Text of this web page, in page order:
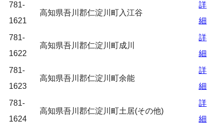
781-
1621
高知県吾川郡仁淀川町入江谷
詳
細
781-
1622
高知県吾川郡仁淀川町成川
詳
細
781-
1623
高知県吾川郡仁淀川町余能
詳
細
781-
1624
高知県吾川郡仁淀川町土居(その他)
詳
細